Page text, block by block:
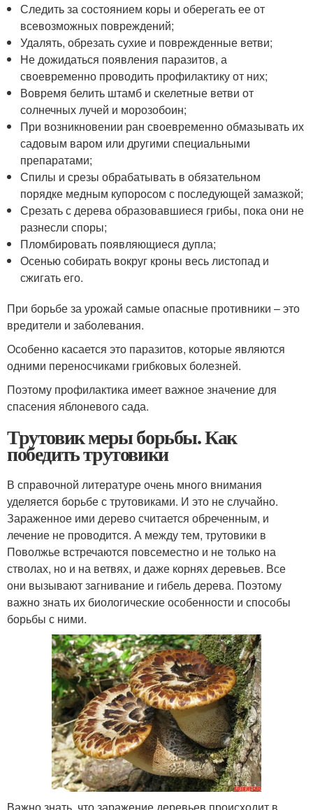
Следить за состоянием коры и оберегать ее от
всевозможных повреждений;
Удалять, обрезать сухие и поврежденные ветви;
Не дожидаться появления паразитов, а
своевременно проводить профилактику от них;
Вовремя белить штамб и скелетные ветви от
солнечных лучей и морозобоин;
При возникновении ран своевременно обмазывать их
садовым варом или другими специальными
препаратами;
Спилы и срезы обрабатывать в обязательном
порядке медным купоросом с последующей замазкой;
Срезать с дерева образовавшиеся грибы, пока они не
разнесли споры;
Пломбировать появляющиеся дупла;
Осенью собирать вокруг кроны весь листопад и
сжигать его.
При борьбе за урожай самые опасные противники – это
вредители и заболевания.
Особенно касается это паразитов, которые являются
одними переносчиками грибковых болезней.
Поэтому профилактика имеет важное значение для
спасения яблоневого сада.
Трутовик меры борьбы. Как
победить трутовики
В справочной литературе очень много внимания
уделяется борьбе с трутовиками. И это не случайно.
Зараженное ими дерево считается обреченным, и
лечение не проводится. А между тем, трутовики в
Поволжье встречаются повсеместно и не только на
стволах, но и на ветвях, и даже корнях деревьев. Все
они вызывают загнивание и гибель дерева. Поэтому
важно знать их биологические особенности и способы
борьбы с ними.